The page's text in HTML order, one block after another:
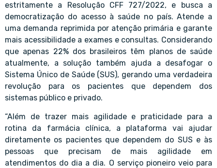
estritamente a Resolução CFF 727/2022, e busca a
democratização do acesso à saúde no país. Atende a
uma demanda reprimida por atenção primária e garante
mais acessibilidade a exames e consultas. Considerando
que apenas 22% dos brasileiros têm planos de saúde
atualmente, a solução também ajuda a desafogar o
Sistema Único de Saúde (SUS), gerando uma verdadeira
revolução para os pacientes que dependem dos
sistemas público e privado.
“Além de trazer mais agilidade e praticidade para a
rotina da farmácia clínica, a plataforma vai ajudar
diretamente os pacientes que dependem do SUS e às
pessoas que precisam de mais agilidade em
atendimentos do dia a dia. O serviço pioneiro veio para